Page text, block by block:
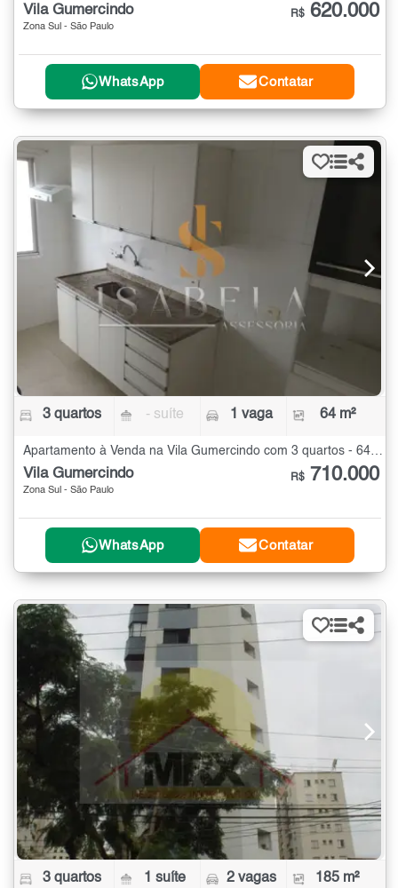
Vila Gumercindo
Zona Sul - São Paulo
R$ 620.000
WhatsApp Contatar
3 quartos - suíte 1 vaga 64 m²
Apartamento à Venda na Vila Gumercindo com 3 quartos - 64 m²
Vila Gumercindo
Zona Sul - São Paulo
R$ 710.000
WhatsApp Contatar
3 quartos 1 suíte 2 vagas 185 m²